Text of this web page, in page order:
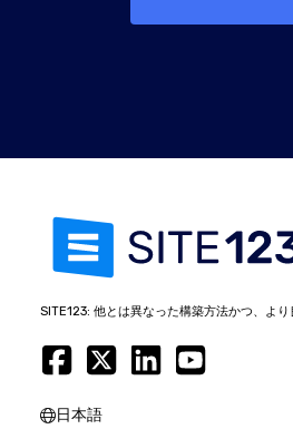
SITE123: 他とは異なった構築方法かつ、より
日本語